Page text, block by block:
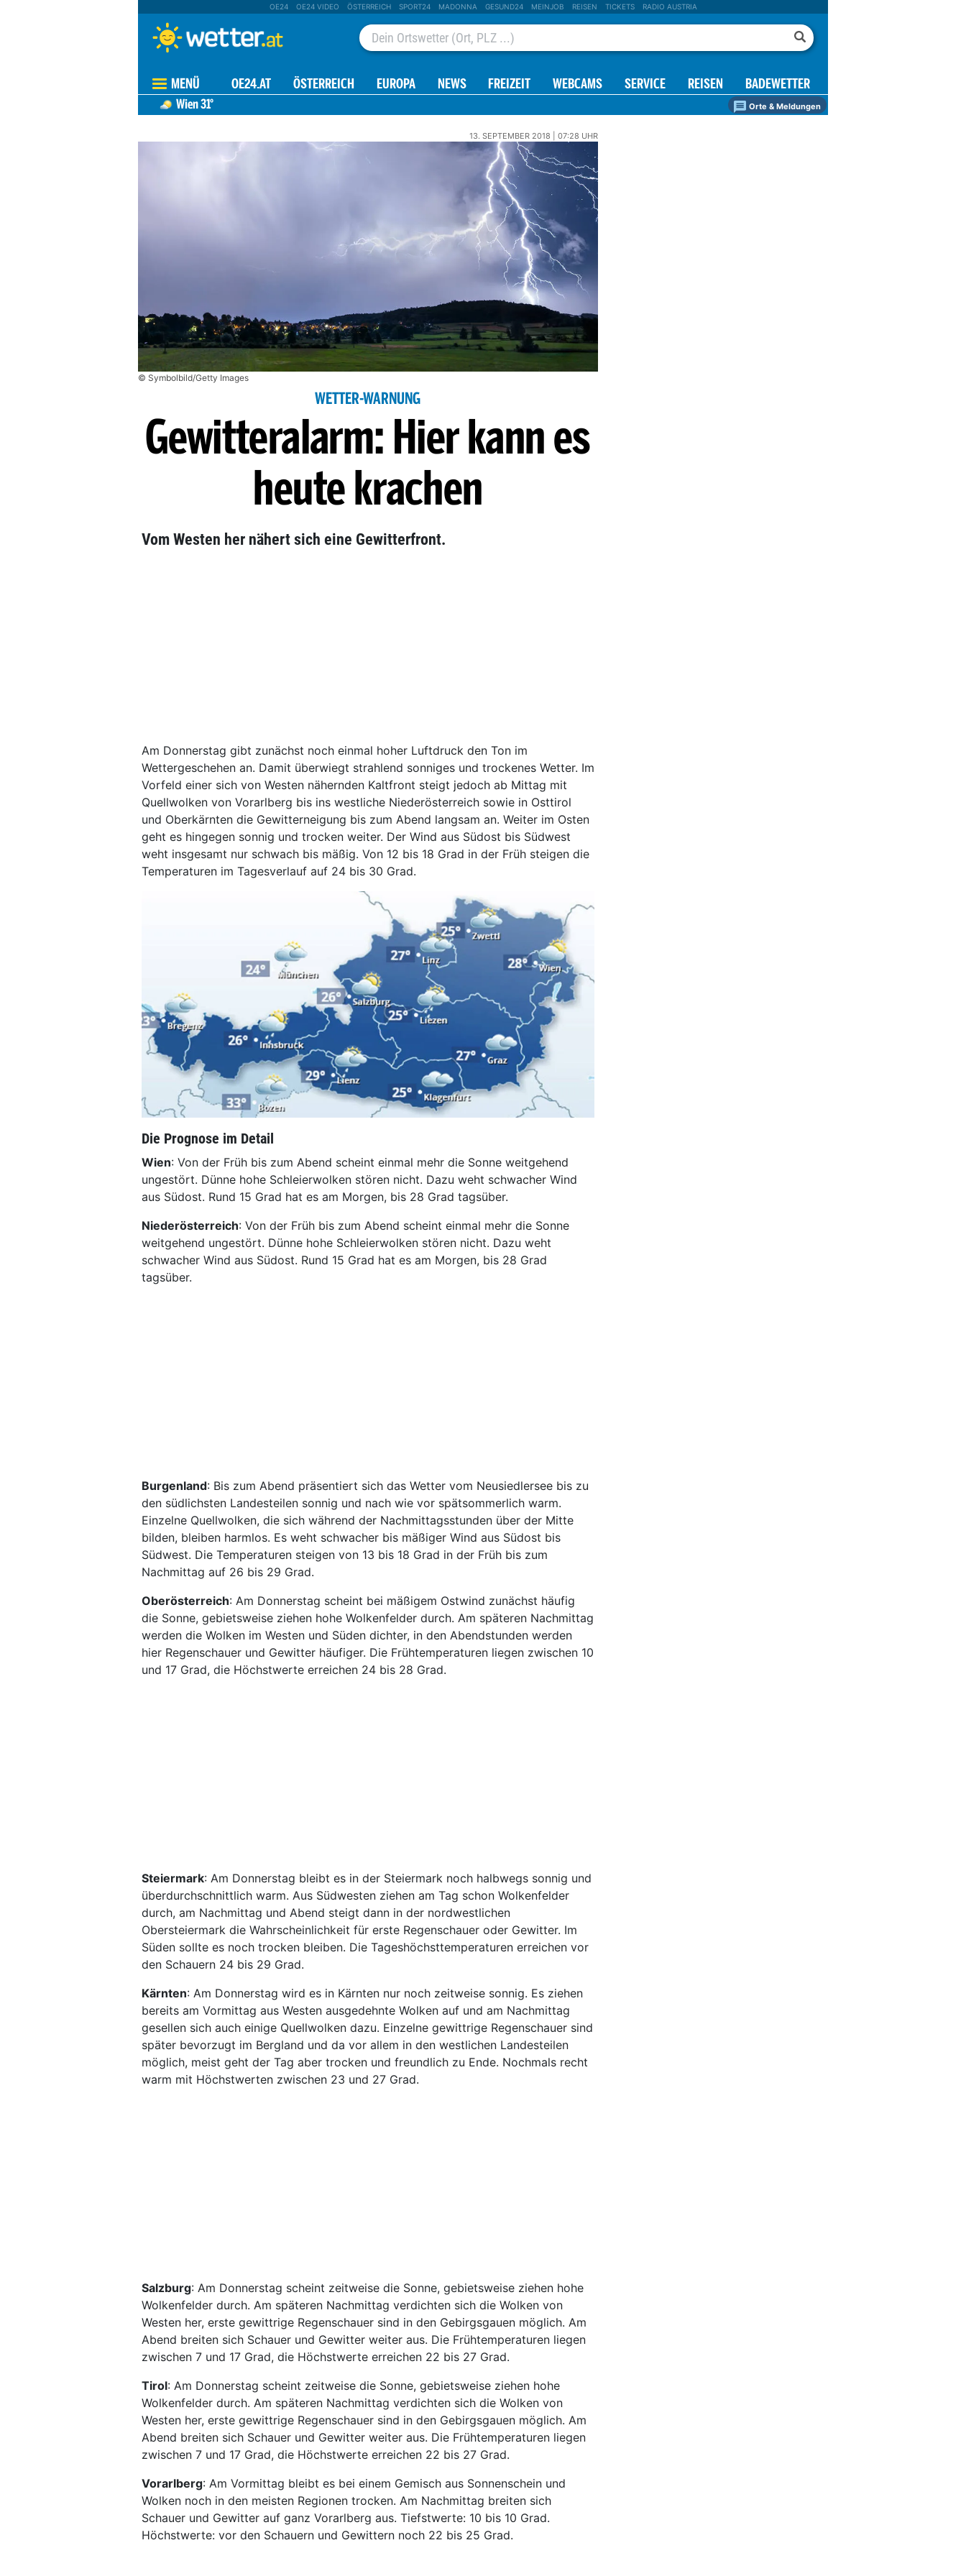
OE24 OE24 VIDEO ÖSTERREICH SPORT24 MADONNA GESUND24 MEINJOB REISEN TICKETS RADIO AUSTRIA
MENÜ OE24.AT ÖSTERREICH EUROPA NEWS FREIZEIT WEBCAMS SERVICE REISEN BADEWETTER
Wien31° Orte & Meldungen
13. SEPTEMBER 2018 | 07:28 UHR
© Symbolbild/Getty Images
WETTER-WARNUNG
Gewitteralarm: Hier kann es
heute krachen
Vom Westen her nähert sich eine Gewitterfront.
Am Donnerstag gibt zunächst noch einmal hoher Luftdruck den Ton im
Wettergeschehen an. Damit überwiegt strahlend sonniges und trockenes Wetter. Im
Vorfeld einer sich von Westen nähernden Kaltfront steigt jedoch ab Mittag mit
Quellwolken von Vorarlberg bis ins westliche Niederösterreich sowie in Osttirol
und Oberkärnten die Gewitterneigung bis zum Abend langsam an. Weiter im Osten
geht es hingegen sonnig und trocken weiter. Der Wind aus Südost bis Südwest
weht insgesamt nur schwach bis mäßig. Von 12 bis 18 Grad in der Früh steigen die
Temperaturen im Tagesverlauf auf 24 bis 30 Grad.
Die Prognose im Detail
Wien: Von der Früh bis zum Abend scheint einmal mehr die Sonne weitgehend
ungestört. Dünne hohe Schleierwolken stören nicht. Dazu weht schwacher Wind
aus Südost. Rund 15 Grad hat es am Morgen, bis 28 Grad tagsüber.
Niederösterreich: Von der Früh bis zum Abend scheint einmal mehr die Sonne
weitgehend ungestört. Dünne hohe Schleierwolken stören nicht. Dazu weht
schwacher Wind aus Südost. Rund 15 Grad hat es am Morgen, bis 28 Grad
tagsüber.
Burgenland: Bis zum Abend präsentiert sich das Wetter vom Neusiedlersee bis zu
den südlichsten Landesteilen sonnig und nach wie vor spätsommerlich warm.
Einzelne Quellwolken, die sich während der Nachmittagsstunden über der Mitte
bilden, bleiben harmlos. Es weht schwacher bis mäßiger Wind aus Südost bis
Südwest. Die Temperaturen steigen von 13 bis 18 Grad in der Früh bis zum
Nachmittag auf 26 bis 29 Grad.
Oberösterreich: Am Donnerstag scheint bei mäßigem Ostwind zunächst häufig
die Sonne, gebietsweise ziehen hohe Wolkenfelder durch. Am späteren Nachmittag
werden die Wolken im Westen und Süden dichter, in den Abendstunden werden
hier Regenschauer und Gewitter häufiger. Die Frühtemperaturen liegen zwischen 10
und 17 Grad, die Höchstwerte erreichen 24 bis 28 Grad.
Steiermark: Am Donnerstag bleibt es in der Steiermark noch halbwegs sonnig und
überdurchschnittlich warm. Aus Südwesten ziehen am Tag schon Wolkenfelder
durch, am Nachmittag und Abend steigt dann in der nordwestlichen
Obersteiermark die Wahrscheinlichkeit für erste Regenschauer oder Gewitter. Im
Süden sollte es noch trocken bleiben. Die Tageshöchsttemperaturen erreichen vor
den Schauern 24 bis 29 Grad.
Kärnten: Am Donnerstag wird es in Kärnten nur noch zeitweise sonnig. Es ziehen
bereits am Vormittag aus Westen ausgedehnte Wolken auf und am Nachmittag
gesellen sich auch einige Quellwolken dazu. Einzelne gewittrige Regenschauer sind
später bevorzugt im Bergland und da vor allem in den westlichen Landesteilen
möglich, meist geht der Tag aber trocken und freundlich zu Ende. Nochmals recht
warm mit Höchstwerten zwischen 23 und 27 Grad.
Salzburg: Am Donnerstag scheint zeitweise die Sonne, gebietsweise ziehen hohe
Wolkenfelder durch. Am späteren Nachmittag verdichten sich die Wolken von
Westen her, erste gewittrige Regenschauer sind in den Gebirgsgauen möglich. Am
Abend breiten sich Schauer und Gewitter weiter aus. Die Frühtemperaturen liegen
zwischen 7 und 17 Grad, die Höchstwerte erreichen 22 bis 27 Grad.
Tirol: Am Donnerstag scheint zeitweise die Sonne, gebietsweise ziehen hohe
Wolkenfelder durch. Am späteren Nachmittag verdichten sich die Wolken von
Westen her, erste gewittrige Regenschauer sind in den Gebirgsgauen möglich. Am
Abend breiten sich Schauer und Gewitter weiter aus. Die Frühtemperaturen liegen
zwischen 7 und 17 Grad, die Höchstwerte erreichen 22 bis 27 Grad.
Vorarlberg: Am Vormittag bleibt es bei einem Gemisch aus Sonnenschein und
Wolken noch in den meisten Regionen trocken. Am Nachmittag breiten sich
Schauer und Gewitter auf ganz Vorarlberg aus. Tiefstwerte: 10 bis 10 Grad.
Höchstwerte: vor den Schauern und Gewittern noch 22 bis 25 Grad.